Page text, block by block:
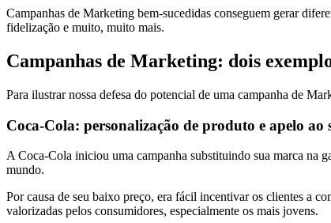
Campanhas de Marketing bem-sucedidas conseguem gerar
fidelização e muito, muito mais.
Campanhas de Marketing: dois
Para ilustrar nossa defesa do potencial de uma campanha de
Coca-Cola: personalização de produto e apelo ao
A Coca-Cola iniciou uma campanha substituindo sua marca na
mundo.
Por causa de seu baixo preço, era fácil incentivar os clientes a
valorizadas pelos consumidores, especialmente os mais jovens.